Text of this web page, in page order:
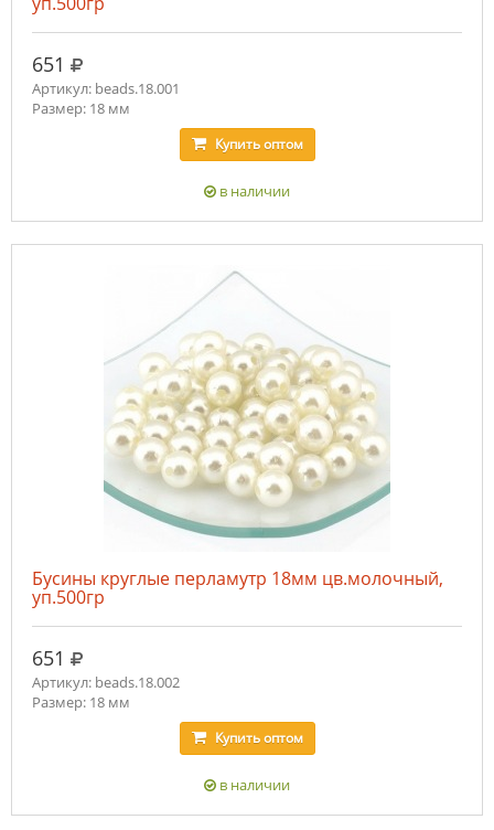
651 руб.
Артикул: beads.18.001
Размер: 18 мм
Купитьоптом
в наличии
Бусины круглые перламутр 18мм цв.молочный,
уп.500гр
651 руб.
Артикул: beads.18.002
Размер: 18 мм
Купитьоптом
в наличии